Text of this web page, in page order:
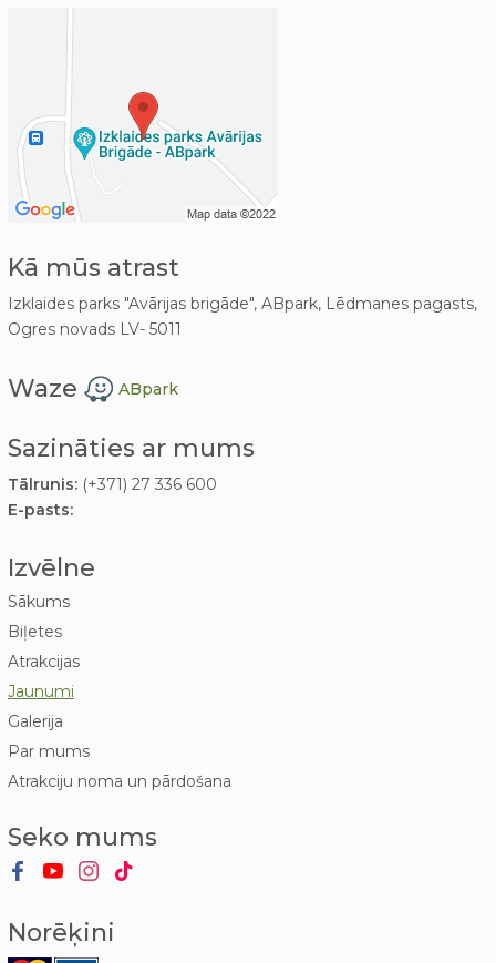
Kā mūs atrast
Izklaides parks "Avārijas brigāde", ABpark, Lēdmanes pagasts,
Ogres novads LV- 5011
Waze ABpark
Sazināties ar mums
Tālrunis:(+371) 27 336 600
E-pasts:
Izvēlne
Sākums
Biļetes
Atrakcijas
Jaunumi
Galerija
Par mums
Atrakciju noma un pārdošana
Seko mums
Norēķini